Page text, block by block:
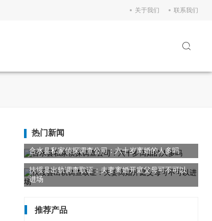
关于我们 联系我们
热门新闻
合水县私家侦探调查公司：六十岁离婚的人多吗
扶绥县出轨调查取证：夫妻离婚开庭父母可不可以
进场
推荐产品